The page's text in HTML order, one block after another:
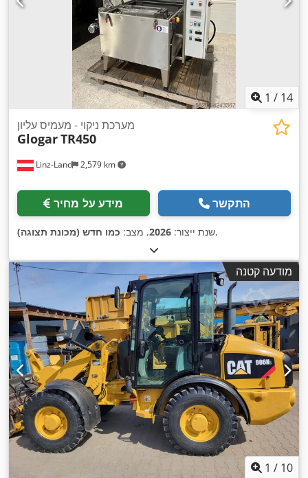
1 / 14
Linz-Land 2,579 km
מערכת ניקוי - מעמיס עליון
GlogarTR450
מידע על מחיר התקשר
שנת ייצור: 2026, מצב: כמו חדש (מכונת תצוגה) ,
מודעה קטנה
1 / 10